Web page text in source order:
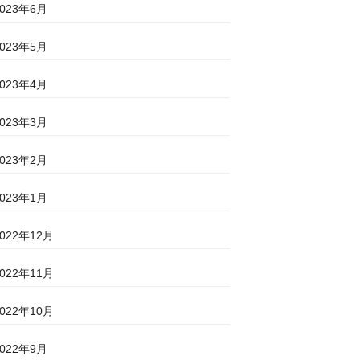
年6月
年5月
年4月
年3月
年2月
年1月
年12月
年11月
年10月
年9月